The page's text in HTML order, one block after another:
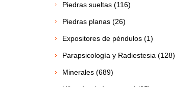
Piedras sueltas (116)
Piedras planas (26)
Expositores de péndulos (1)
Parapsicología y Radiestesia (128)
Minerales (689)